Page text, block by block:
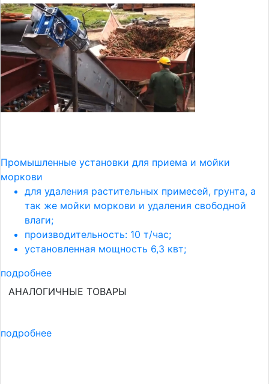
Промышленные установки для приема и мойки
моркови
для удаления растительных примесей, грунта, а
так же мойки моркови и удаления свободной
влаги;
производительность: 10 т/час;
установленная мощность 6,3 квт;
подробнее
АНАЛОГИЧНЫЕ ТОВАРЫ
подробнее